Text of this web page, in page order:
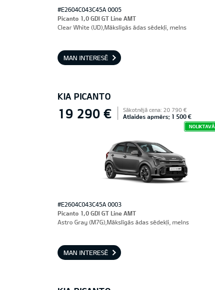
#E2604C043C45A 0005
Picanto 1,0 GDI GT Line AMT
Clear White (UD),Mākslīgās ādas sēdekļi, melns
MAN INTERESĒ
KIA PICANTO
19 290 € Sākotnējā cena: 20 790 €
Atlaides apmērs: 1 500 €
NOLIKTAVĀ
#E2604C043C45A 0003
Picanto 1,0 GDI GT Line AMT
Astro Gray (M7G),Mākslīgās ādas sēdekļi, melns
MAN INTERESĒ